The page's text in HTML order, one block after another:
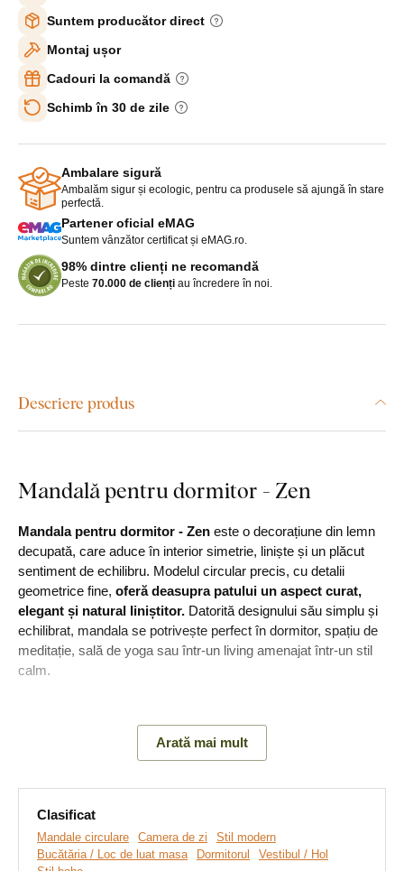
Suntem producător direct
Montaj ușor
Cadouri la comandă
Schimb în 30 de zile
Ambalare sigură
Ambalăm sigur și ecologic, pentru ca produsele să ajungă în stare
perfectă.
Partener oficial eMAG
Suntem vânzător certificat și eMAG.ro.
98% dintre clienți ne recomandă
Peste 70.000 de clienți au încredere în noi.
Descriere produs
Mandală pentru dormitor - Zen
Mandala pentru dormitor - Zen este o decorațiune din lemn
decupată, care aduce în interior simetrie, liniște și un plăcut
sentiment de echilibru. Modelul circular precis, cu detalii
geometrice fine, oferă deasupra patului un aspect curat,
elegant și natural liniștitor. Datorită designului său simplu și
echilibrat, mandala se potrivește perfect în dormitor, spațiu de
meditație, sală de yoga sau într-un living amenajat într-un stil
calm.
Mandală decorativă din lemn, decupată, pentru perete
Arată mai mult
Clasificat
Mandale circulare Camera de zi
Stil modern
Bucătăria / Loc de luat masa
Dormitorul
Vestibul / Hol